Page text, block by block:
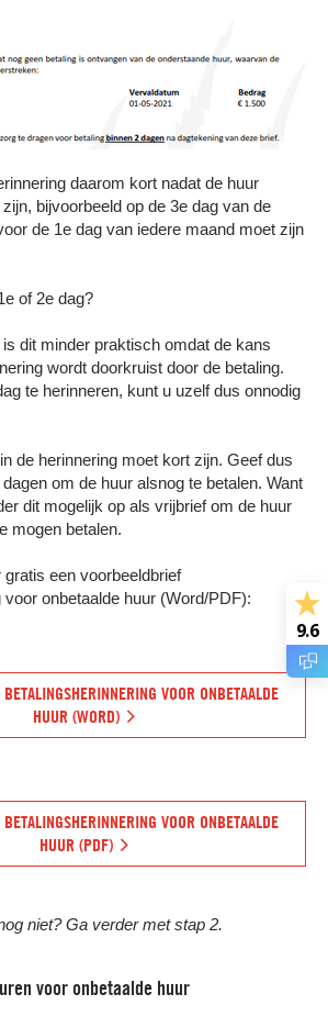
daarom kort nadat de huur
bijvoorbeeld op de 3e dag van de
de 1e dag van iedere maand moet zijn
of 2e dag?
dit minder praktisch omdat de kans
wordt doorkruist door de betaling.
te herinneren, kunt u uzelf dus onnodig
de herinnering moet kort zijn. Geef dus
om de huur alsnog te betalen. Want
dit mogelijk op als vrijbrief om de huur
mogen betalen.
een voorbeeldbrief
voor onbetaalde huur (Word/PDF):
VOOR ONBETAALDE
HUUR (WORD)
VOOR ONBETAALDE
HUUR (PDF)
niet? Ga verder met stap 2.
voor onbetaalde huur
9.6